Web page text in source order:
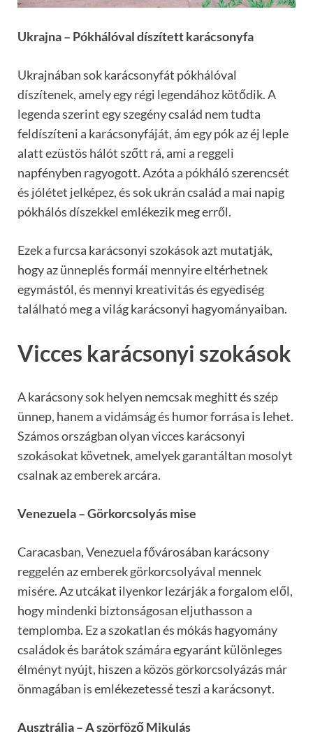
Ukrajna – Pókhálóval díszített karácsonyfa
Ukrajnában sok karácsonyfát pókhálóval
díszítenek, amely egy régi legendához kötődik. A
legenda szerint egy szegény család nem tudta
feldíszíteni a karácsonyfáját, ám egy pók az éj leple
alatt ezüstös hálót szőtt rá, ami a reggeli
napfényben ragyogott. Azóta a pókháló szerencsét
és jólétet jelképez, és sok ukrán család a mai napig
pókhálós díszekkel emlékezik meg erről.
Ezek a furcsa karácsonyi szokások azt mutatják,
hogy az ünneplés formái mennyire eltérhetnek
egymástól, és mennyi kreativitás és egyediség
található meg a világ karácsonyi hagyományaiban.
Vicces karácsonyi szokások
A karácsony sok helyen nemcsak meghitt és szép
ünnep, hanem a vidámság és humor forrása is lehet.
Számos országban olyan vicces karácsonyi
szokásokat követnek, amelyek garantáltan mosolyt
csalnak az emberek arcára.
Venezuela – Görkorcsolyás mise
Caracasban, Venezuela fővárosában karácsony
reggelén az emberek görkorcsolyával mennek
misére. Az utcákat ilyenkor lezárják a forgalom elől,
hogy mindenki biztonságosan eljuthasson a
templomba. Ez a szokatlan és mókás hagyomány
családok és barátok számára egyaránt különleges
élményt nyújt, hiszen a közös görkorcsolyázás már
önmagában is emlékezetessé teszi a karácsonyt.
Ausztrália – A szörföző Mikulás